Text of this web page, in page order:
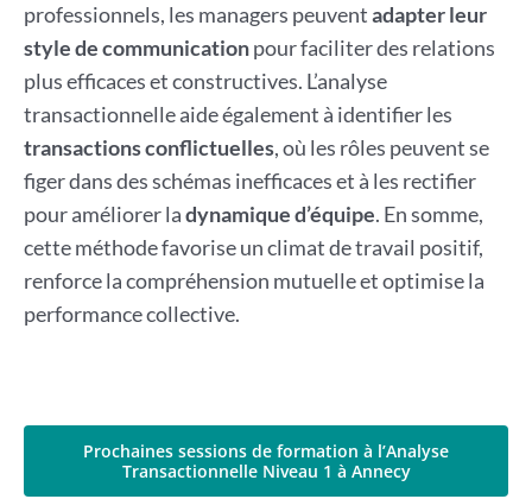
professionnels, les managers peuventadapter leur
style de communicationpour faciliter des relations
plus efficaces et constructives. L’analyse
transactionnelle aide également à identifier les
transactions conflictuelles, où les rôles peuvent se
figer dans des schémas inefficaces et à les rectifier
pour améliorer ladynamique d’équipe. En somme,
cette méthode favorise un climat de travail positif,
renforce la compréhension mutuelle et optimise la
performance collective.
Prochaines sessions de formation à l’Analyse
Transactionnelle Niveau 1 à Annecy